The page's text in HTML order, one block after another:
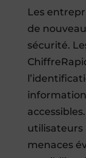
Les
de
sécurité.
utilisateurs
menaces